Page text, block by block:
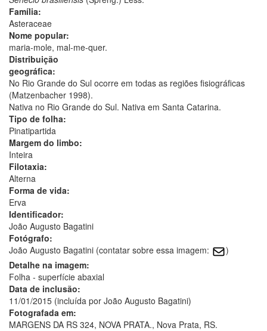
Família:
Asteraceae
Nome popular:
maria-mole, mal-me-quer.
Distribuição
geográfica:
No Rio Grande do Sul ocorre em todas as regiões fisiográficas
(Matzenbacher 1998).
Nativa no Rio Grande do Sul. Nativa em Santa Catarina.
Tipo de folha:
Pinatipartida
Margem do limbo:
Inteira
Filotaxia:
Alterna
Forma de vida:
Erva
Identificador:
João Augusto Bagatini
Fotógrafo:
João Augusto Bagatini (contatar sobre essa imagem:
)
Detalhe na imagem:
Folha - superfície abaxial
Data de inclusão:
11/01/2015 (incluída por João Augusto Bagatini)
Fotografada em:
MARGENS DA RS 324, NOVA PRATA., Nova Prata, RS.